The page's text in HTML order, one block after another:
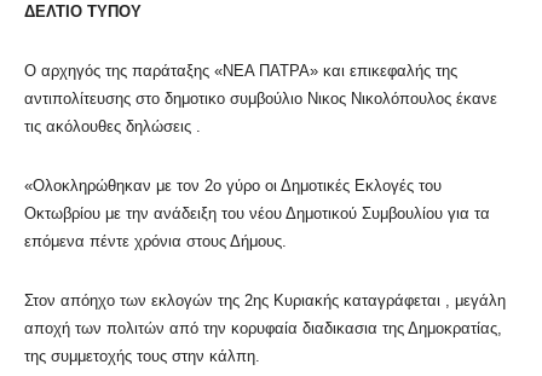
ΔΕΛΤΙΟ ΤΥΠΟΥ
Ο αρχηγός της παράταξης «ΝΕΑ ΠΑΤΡΑ» και επικεφαλής της
αντιπολίτευσης στο δημοτικο συμβούλιο Νικος Νικολόπουλος έκανε
τις ακόλουθες δηλώσεις .
«Ολοκληρώθηκαν με τον 2ο γύρο οι Δημοτικές Εκλογές του
Οκτωβρίου με την ανάδειξη του νέου Δημοτικού Συμβουλίου για τα
επόμενα πέντε χρόνια στους Δήμους.
Στον απόηχο των εκλογών της 2ης Κυριακής καταγράφεται , μεγάλη
αποχή των πολιτών από την κορυφαία διαδικασια της Δημοκρατίας,
της συμμετοχής τους στην κάλπη.